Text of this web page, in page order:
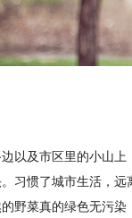
以及市区里的小山
习惯了城市生活，
野菜真的绿色无污染